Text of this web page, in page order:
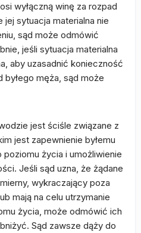
wyłączną winę za rozpad
jej sytuacja materialna nie
sąd może odmówić
jeśli sytuacja materialna
aby uzasadnić konieczność
męża, sąd może
jest ściśle związane z
jest zapewnienie byłemu
życia i umożliwienie
Jeśli sąd uzna, że żądane
wykraczający poza
mają na celu utrzymanie
życia, może odmówić ich
Sąd zawsze dąży do